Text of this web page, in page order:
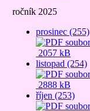
ročník 2025
prosinec (255)
2057 kB
listopad (254)
2888 kB
říjen (253)